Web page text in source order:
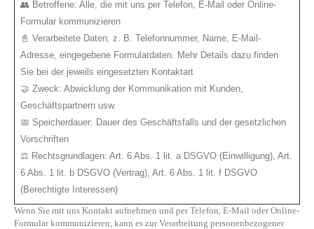
👥 Betroffene: Alle, die mit uns per Telefon, E-Mail oder Online-
Formular kommunizieren
📓 Verarbeitete Daten: z. B. Telefonnummer, Name, E-Mail-
Adresse, eingegebene Formulardaten. Mehr Details dazu finden
Sie bei der jeweils eingesetzten Kontaktart
🤝 Zweck: Abwicklung der Kommunikation mit Kunden,
Geschäftspartnern usw.
📅 Speicherdauer: Dauer des Geschäftsfalls und der gesetzlichen
Vorschriften
⚖️ Rechtsgrundlagen: Art. 6 Abs. 1 lit. a DSGVO (Einwilligung), Art.
6 Abs. 1 lit. b DSGVO (Vertrag), Art. 6 Abs. 1 lit. f DSGVO
(Berechtigte Interessen)
Wenn Sie mit uns Kontakt aufnehmen und per Telefon, E-Mail oder Online-
Formular kommunizieren, kann es zur Verarbeitung personenbezogener